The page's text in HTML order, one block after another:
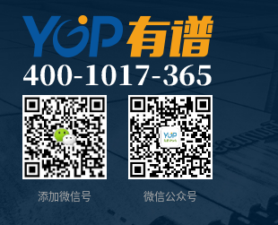
添加微信号 微信公众号